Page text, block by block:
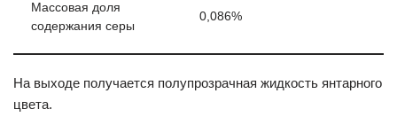
Массовая доля
содержания серы
0,086%
На выходе получается полупрозрачная жидкость янтарного
цвета.